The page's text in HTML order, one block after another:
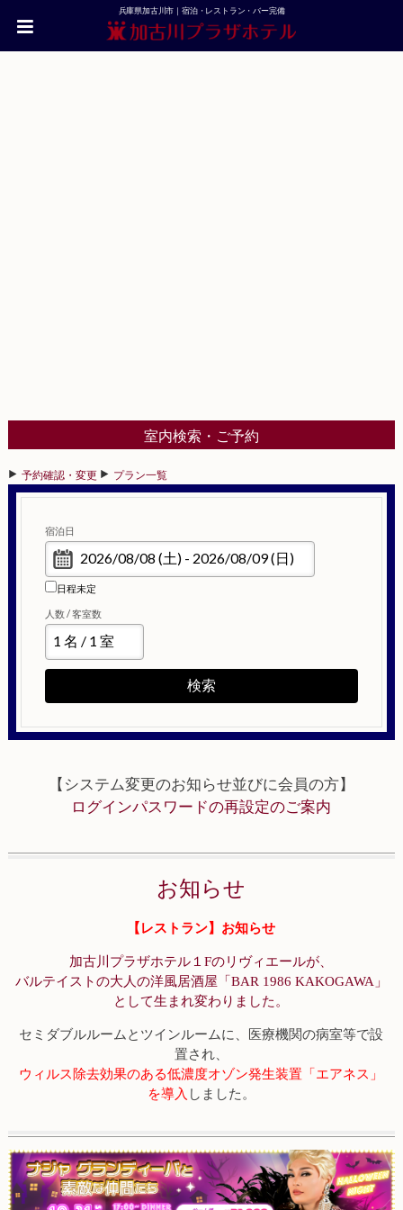
兵庫県加古川市｜宿泊・レストラン・バー完備
室内検索・ご予約
予約確認・変更 プラン一覧
宿泊日
日程未定
人数 / 客室数
検索
【システム変更のお知らせ並びに会員の方】
ログインパスワードの再設定のご案内
お知らせ
【レストラン】お知らせ
加古川プラザホテル１Fのリヴィエールが、
バルテイストの大人の洋風居酒屋「BAR 1986 KAKOGAWA」
として生まれ変わりました。
セミダブルルームとツインルームに、医療機関の病室等で設
置され、
ウィルス除去効果のある低濃度オゾン発生装置「エアネス」
を導入 しました。